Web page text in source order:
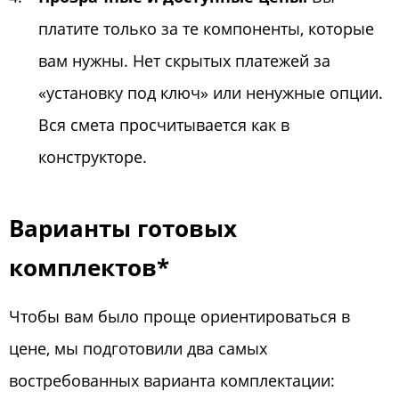
платите только за те компоненты, которые
вам нужны. Нет скрытых платежей за
«установку под ключ» или ненужные опции.
Вся смета просчитывается как в
конструкторе.
Варианты готовых
комплектов*
Чтобы вам было проще ориентироваться в
цене, мы подготовили два самых
востребованных варианта комплектации: